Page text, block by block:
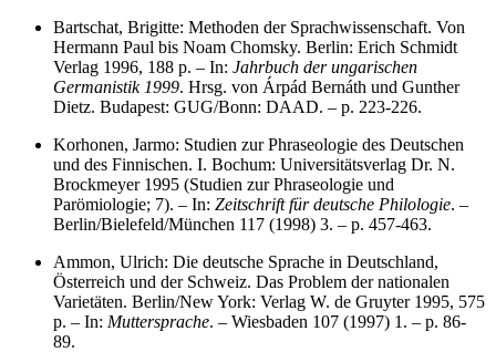
Bartschat, Brigitte: Methoden der Sprachwissenschaft. Von
Hermann Paul bis Noam Chomsky. Berlin: Erich Schmidt
Verlag 1996, 188 p. – In: Jahrbuch der ungarischen
Germanistik 1999. Hrsg. von Árpád Bernáth und Gunther
Dietz. Budapest: GUG/Bonn: DAAD. – p. 223-226.
Korhonen, Jarmo: Studien zur Phraseologie des Deutschen
und des Finnischen. I. Bochum: Universitätsverlag Dr. N.
Brockmeyer 1995 (Studien zur Phraseologie und
Parömiologie; 7). – In: Zeitschrift für deutsche Philologie. –
Berlin/Bielefeld/München 117 (1998) 3. – p. 457-463.
Ammon, Ulrich: Die deutsche Sprache in Deutschland,
Österreich und der Schweiz. Das Problem der nationalen
Varietäten. Berlin/New York: Verlag W. de Gruyter 1995, 575
p. – In: Muttersprache. – Wiesbaden 107 (1997) 1. – p. 86-
89.